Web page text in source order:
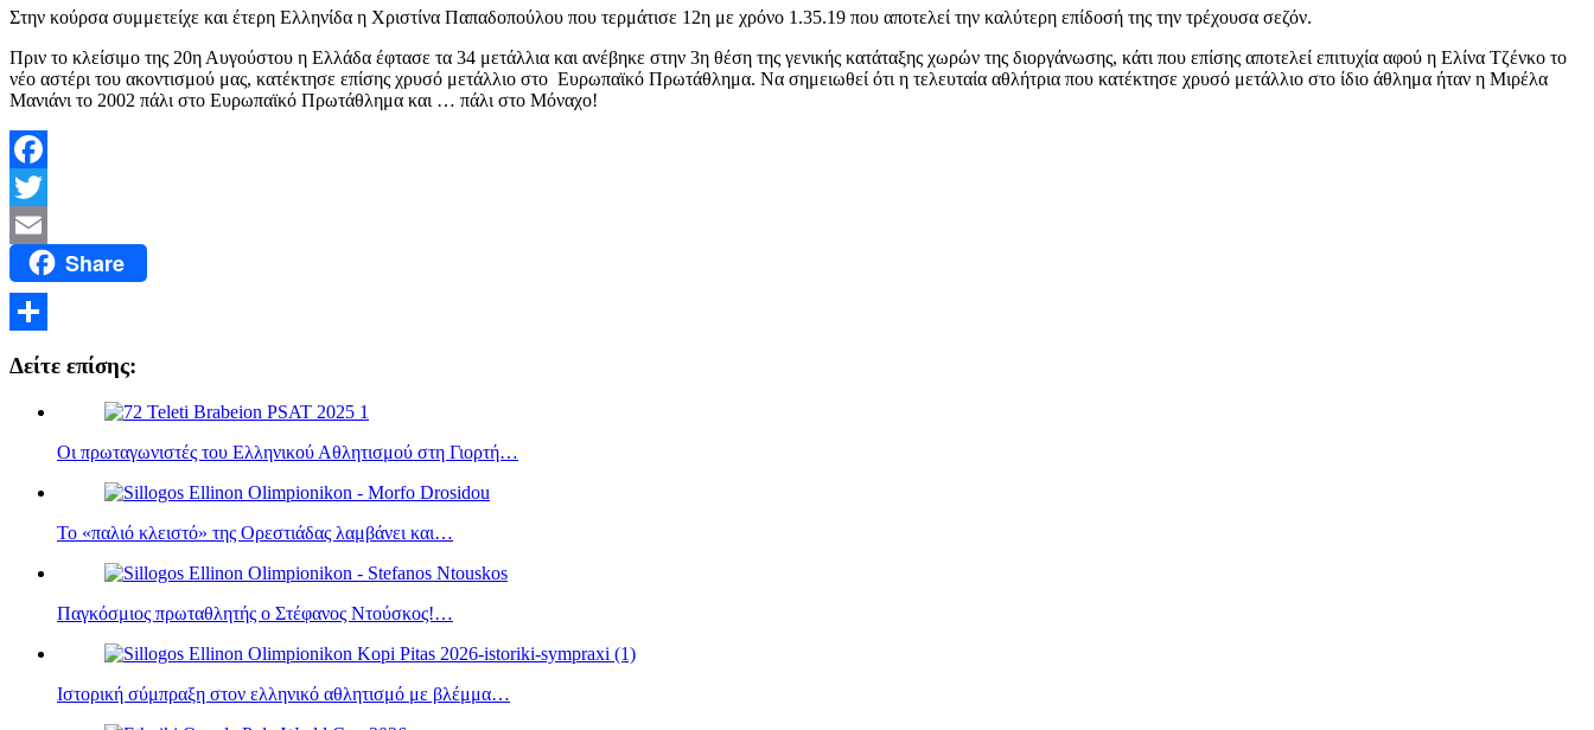
Στην κούρσα συμμετείχε και έτερη Ελληνίδα η Χριστίνα Παπαδοπούλου που τερμάτισε 12η με χρόνο 1.35.19 που αποτελεί την καλύτερη επίδοσή της την τρέχουσα σεζόν.
Πριν το κλείσιμο της 20η Αυγούστου η Ελλάδα έφτασε τα 34 μετάλλια και ανέβηκε στην 3η θέση της γενικής κατάταξης χωρών της διοργάνωσης, κάτι που επίσης αποτελεί επιτυχία αφού η Ελίνα Τζένκο το
νέο αστέρι του ακοντισμού μας, κατέκτησε επίσης χρυσό μετάλλιο στο Ευρωπαϊκό Πρωτάθλημα. Να σημειωθεί ότι η τελευταία αθλήτρια που κατέκτησε χρυσό μετάλλιο στο ίδιο άθλημα ήταν η Μιρέλα
Μανιάνι το 2002 πάλι στο Ευρωπαϊκό Πρωτάθλημα και … πάλι στο Μόναχο!
Facebook
Twitter
Email Share
Δείτε επίσης:
Οι πρωταγωνιστές του Ελληνικού Αθλητισμού στη Γιορτή…
Το «παλιό κλειστό» της Ορεστιάδας λαμβάνει και…
Παγκόσμιος πρωταθλητής ο Στέφανος Ντούσκος!…
Ιστορική σύμπραξη στον ελληνικό αθλητισμό με βλέμμα…